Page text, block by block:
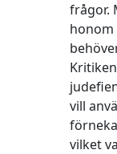
frågor.
honom
vill
vilket